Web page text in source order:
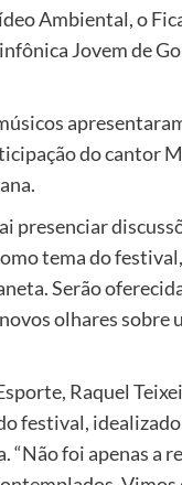
Ambiental, o
Jovem de
do cantor
presenciar
tema do
Serão
olhares sobre
Raquel
festival,
“Não foi apenas a